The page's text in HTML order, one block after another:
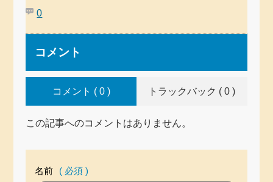
0
コメント
コメント ( 0 ) トラックバック ( 0 )
この記事へのコメントはありません。
名前 ( 必須 )